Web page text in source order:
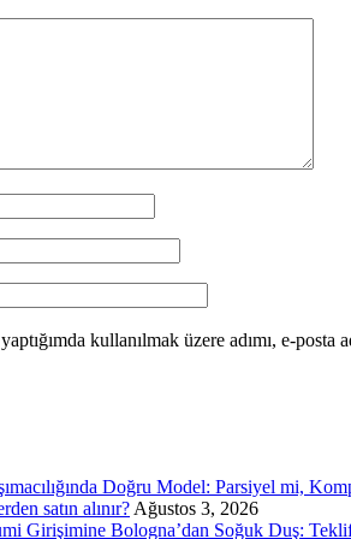
kullanılmak üzere adımı, e-posta
Doğru Model: Parsiyel mi,
satın alınır? Ağustos 3, 2026
Girişimine Bologna’dan Soğuk Duş: